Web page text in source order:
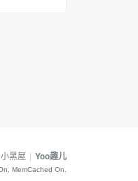
小黑屋 | Yoo趣儿
MemCached On.